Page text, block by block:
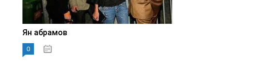
Ян абрамов
0